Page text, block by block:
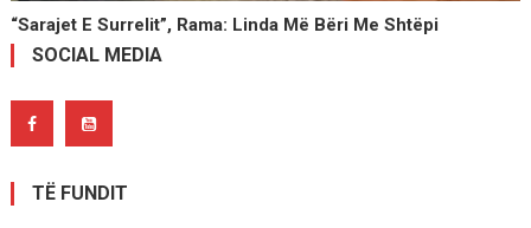
“Sarajet E Surrelit”, Rama: Linda Më Bëri Me Shtëpi
SOCIAL MEDIA
TË FUNDIT